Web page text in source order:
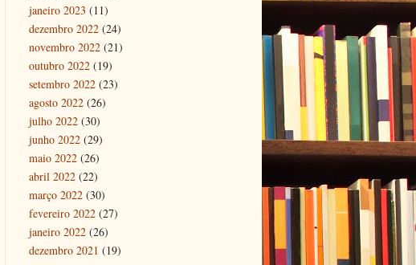
janeiro 2023 (11)
dezembro 2022 (24)
novembro 2022 (21)
outubro 2022 (19)
setembro 2022 (23)
agosto 2022 (26)
julho 2022 (30)
junho 2022 (29)
maio 2022 (26)
abril 2022 (22)
março 2022 (30)
fevereiro 2022 (27)
janeiro 2022 (26)
dezembro 2021 (19)